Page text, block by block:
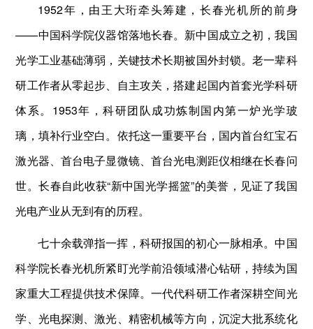
1952年，由王大珩牵头筹建，长春光机所的前身
——中国科学院仪器馆落地长春。新中国成立之初，我国
光学工业基础薄弱，关键技术长期被国外封锁。老一辈科
研工作者从零起步、自主攻关，搭建起国内首套光学科研
体系。1953年，科研团队成功炼制国内第一炉光学玻
璃，填补行业空白。依托这一重要平台，国内首台红宝石
激光器、首台电子显微镜、首台光电测距仪相继在长春问
世。长春自此收获“新中国光学摇篮”的美誉，见证了我国
光电产业从无到有的历程。
七十余载弹指一挥，科研报国的初心一脉相承。中国
科学院长春光机所紧盯光学前沿领域潜心钻研，持续为国
家重大工程提供技术保障。一代代科研工作者深耕空间光
学、光电探测、激光、精密机械等方向，沉淀大批系统化